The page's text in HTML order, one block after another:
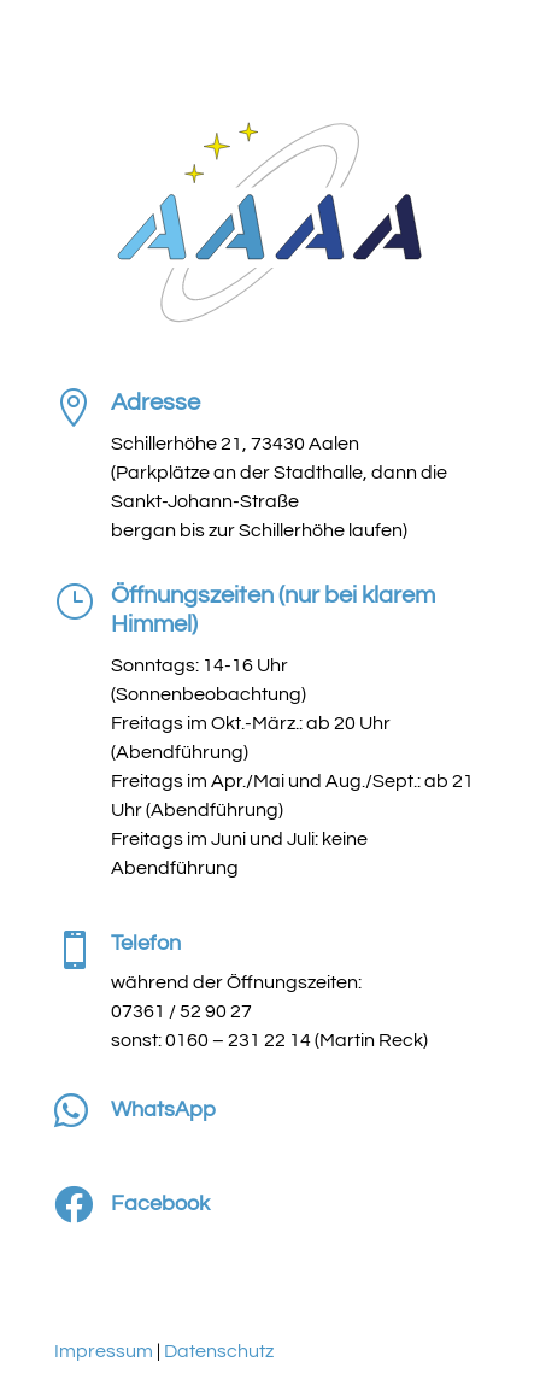
 Adresse
Schillerhöhe 21, 73430 Aalen
(Parkplätze an der Stadthalle, dann die
Sankt-Johann-Straße
bergan bis zur Schillerhöhe laufen)
}
Öffnungszeiten (nur bei klarem
Himmel)
Sonntags: 14-16 Uhr
(Sonnenbeobachtung)
Freitags im Okt.-März.: ab 20 Uhr
(Abendführung)
Freitags im Apr./Mai und Aug./Sept.: ab 21
Uhr (Abendführung)
Freitags im Juni und Juli: keine
Abendführung
 Telefon
während der Öffnungszeiten:
07361 / 52 90 27
sonst: 0160 – 231 22 14 (Martin Reck)
 WhatsApp
 Facebook
Impressum Datenschutz